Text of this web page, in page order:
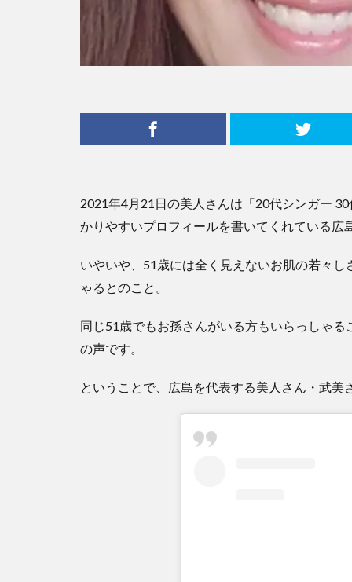
2021年4月21日の美人さんは「20代シンガー
かりやすいプロフィールを書いてくれている広
いやいや、51歳には全く見えないお肌の若々
ゃるとのこと。
同じ51歳でもお孫さんがいる方もいらっしゃ
の声です。
ということで、広島を代表する美人さん・武美